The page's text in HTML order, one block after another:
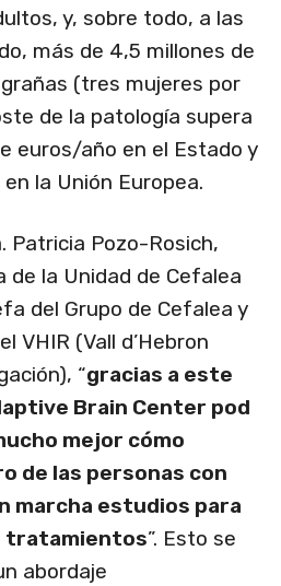
y, sobre todo, a las
más de 4,5 millones de
(tres mujeres por
de la patología supera
euros/año en el Estado y
la Unión Europea.
Patricia Pozo-Rosich,
la Unidad de Cefalea
del Grupo de Cefalea y
VHIR (Vall d’Hebron
“gracias a este
Brain Center pod
mejor cómo
de las personas con
marcha estudios para
tratamientos”. Esto se
abordaje